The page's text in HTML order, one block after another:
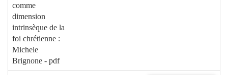
comme
dimension
intrinsèque de la
foi chrétienne :
Michele
Brignone - pdf